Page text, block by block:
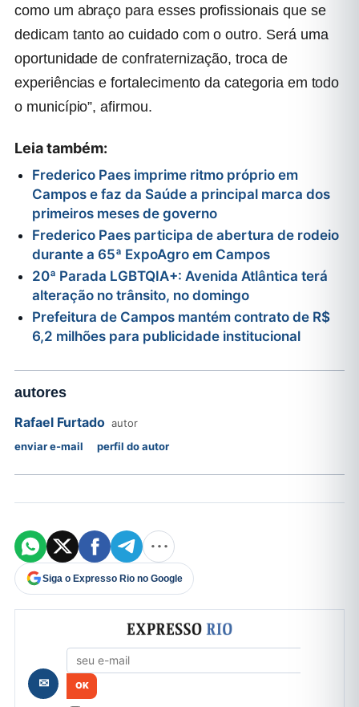
como um abraço para esses profissionais que se
dedicam tanto ao cuidado com o outro. Será uma
oportunidade de confraternização, troca de
experiências e fortalecimento da categoria em todo
o município”, afirmou.
Leia também:
Frederico Paes imprime ritmo próprio em
Campos e faz da Saúde a principal marca dos
primeiros meses de governo
Frederico Paes participa de abertura de rodeio
durante a 65ª ExpoAgro em Campos
20ª Parada LGBTQIA+: Avenida Atlântica terá
alteração no trânsito, no domingo
Prefeitura de Campos mantém contrato de R$
6,2 milhões para publicidade institucional
autores
Rafael Furtado autor
enviar e-mail
perfil do autor
Siga o Expresso Rio no Google
Formulário de cadastro
✉